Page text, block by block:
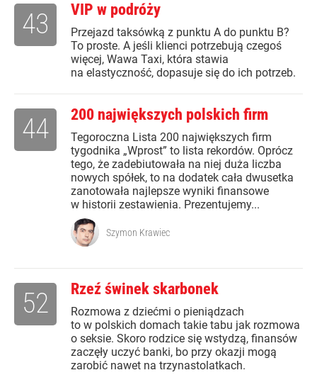
VIP w podróży
Przejazd taksówką z punktu A do punktu B?
To proste. A jeśli klienci potrzebują czegoś
więcej, Wawa Taxi, która stawia
na elastyczność, dopasuje się do ich potrzeb.
43
200 największych polskich firm
Tegoroczna Lista 200 największych firm
tygodnika „Wprost” to lista rekordów. Oprócz
tego, że zadebiutowała na niej duża liczba
nowych spółek, to na dodatek cała dwusetka
zanotowała najlepsze wyniki finansowe
w historii zestawienia. Prezentujemy...
44
Szymon Krawiec
Rzeź świnek skarbonek
Rozmowa z dziećmi o pieniądzach
to w polskich domach takie tabu jak rozmowa
o seksie. Skoro rodzice się wstydzą, finansów
zaczęły uczyć banki, bo przy okazji mogą
zarobić nawet na trzynastolatkach.
52